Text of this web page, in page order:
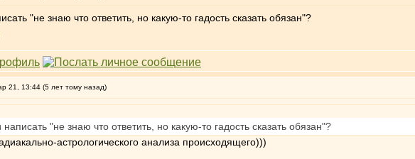
"не знаю что ответить, но какую-то гадость сказать обязан"?
21, 13:44 (5 лет тому назад)
"не знаю что ответить, но какую-то гадость сказать обязан"?
астрологического анализа происходящего)))